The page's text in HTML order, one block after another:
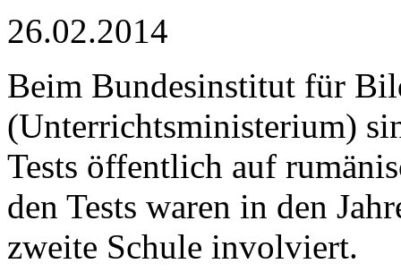
26.02.2014
Beim Bundesinstitut für
(Unterrichtsministerium)
Tests öffentlich auf
den Tests waren in den
zweite Schule involviert.